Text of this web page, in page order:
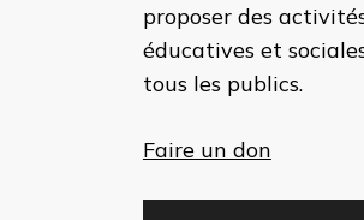
proposer des
éducatives et
tous les publics.
Faire un don